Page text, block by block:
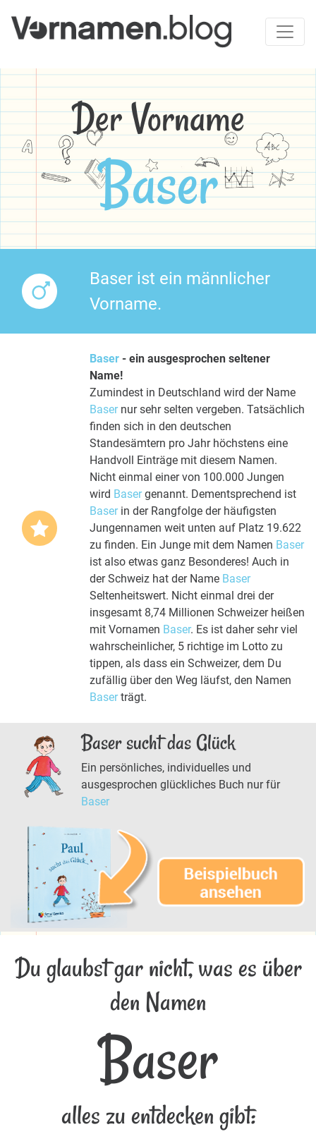
Der Vorname
Baser
Baser ist ein männlicher
Vorname.
Baser - ein ausgesprochen seltener
Name!
Zumindest in Deutschland wird der Name
Basernur sehr selten vergeben. Tatsächlich
finden sich in den deutschen
Standesämtern pro Jahr höchstens eine
Handvoll Einträge mit diesem Namen.
Nicht einmal einer von 100.000 Jungen
wird Basergenannt. Dementsprechend ist
Baserin der Rangfolge der häufigsten
Jungennamen weit unten auf Platz 19.622
zu finden. Ein Junge mit dem Namen Baser
ist also etwas ganz Besonderes! Auch in
der Schweiz hat der Name Baser
Seltenheitswert. Nicht einmal drei der
insgesamt 8,74 Millionen Schweizer heißen
mit Vornamen Baser. Es ist daher sehr viel
wahrscheinlicher, 5 richtige im Lotto zu
tippen, als dass ein Schweizer, dem Du
zufällig über den Weg läufst, den Namen
Baserträgt.
Baser sucht das Glück
Ein persönliches, individuelles und
ausgesprochen glückliches Buch nur für
Baser
Du glaubst gar nicht, was es über
den Namen
Baser
alles zu entdecken gibt: